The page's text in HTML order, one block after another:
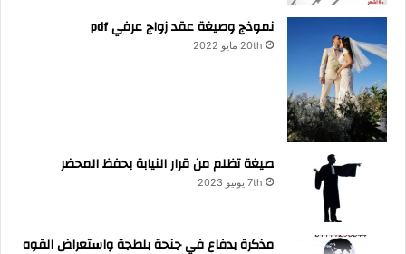
نموذج وصيغة عقد زواج عرفي pdf
20th مايو 2022
صيغة تظلم من قرار النيابة بحفظ المحضر
7th يونيو 2023
مذكرة بدفاع في جنحة بلطجة واستعراض القوه